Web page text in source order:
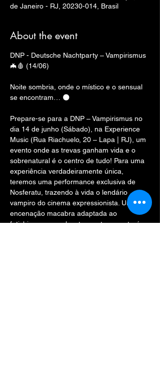
de Janeiro - RJ, 20230-014, Brasil
About the event
DNP - Deutsche Nachtparty – Vampirismus
🦇🩸 (14/06)
Noite sombria, onde o místico e o sensual
se encontram… 🌑
Prepare-se para a DNP – Vampirismus no
dia 14 de junho (Sábado), na Experience
Music (Rua Riachuelo, 20 – Lapa | RJ), um
evento onde as trevas ganham vida e o
sobrenatural é o centro de tudo! Para uma
experiência verdadeiramente única,
teremos uma performance exclusiva de
Nosferatu, trazendo à vida o lendário
vampiro do cinema expressionista. Uma
encenação macabra adaptada ao
fetichismo e envolvente que transportará